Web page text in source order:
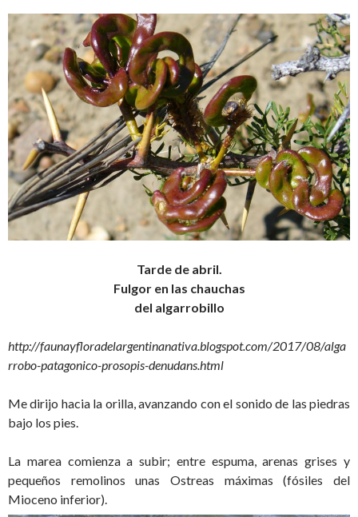
Tarde de abril.
Fulgor en las chauchas
del algarrobillo
http://faunayfloradelargentinanativa.blogspot.com/2017/08/alga
rrobo-patagonico-prosopis-denudans.html
Me dirijo hacia la orilla, avanzando con el sonido de las piedras
bajo los pies.
La marea comienza a subir; entre espuma, arenas grises y
pequeños remolinos unas Ostreas máximas (fósiles del
Mioceno inferior).